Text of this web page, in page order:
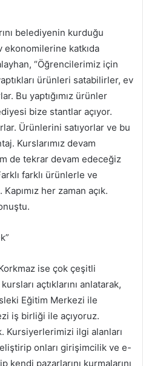
belediyenin kurduğu
ekonomilerine katkıda
“Öğrencilerimiz için
ürünleri satabilirler, ev
Bu yaptığımız ürünler
bize stantlar açıyor.
Ürünlerini satıyorlar ve bu
Kurslarımız devam
de tekrar devam edeceğiz
farklı ürünlerle ve
her zaman açık.
ise çok çeşitli
açtıklarını anlatarak,
Eğitim Merkezi ile
iş birliği ile açıyoruz.
Kursiyerlerimizi ilgi alanları
onları girişimcilik ve e-
pazarlarını kurmalarını